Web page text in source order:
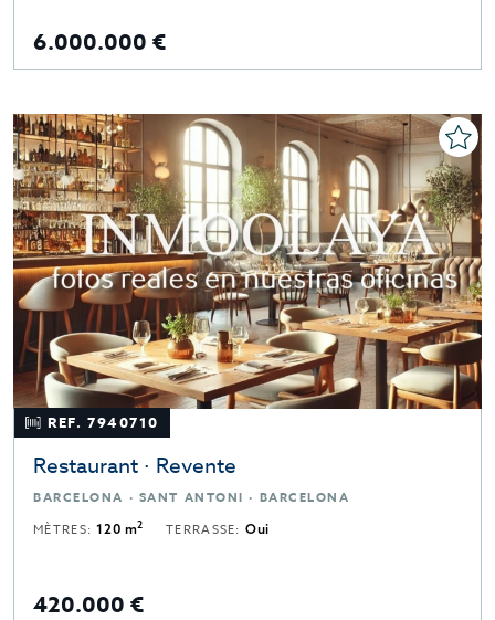
6.000.000 €
REF. 7940710
Restaurant · Revente
BARCELONA · SANT ANTONI · BARCELONA
MÈTRES:120 m2 TERRASSE:Oui
420.000 €